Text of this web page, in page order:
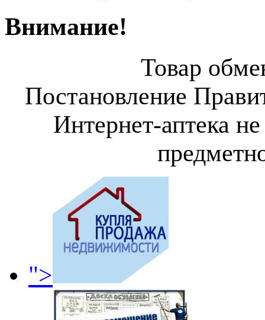
Внимание!
Товар
Постановление
Интернет-аптека
">